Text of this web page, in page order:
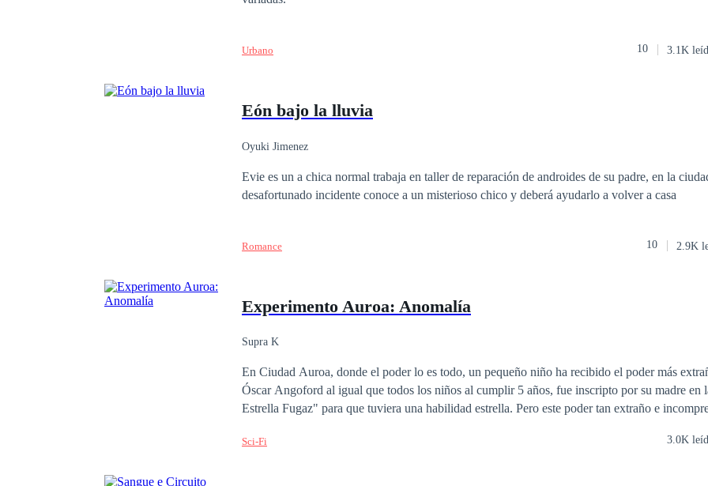
Urbano 10 3.1K
Eón bajo la lluvia
Oyuki Jimenez
Evie es un a chica normal trabaja en taller de reparación de androides de su padre, en la ciudad de Eón. En un
desafortunado incidente conoce a un misterioso chico y deberá ayudarlo a volver a casa
Romance 10 2.9K
Experimento Auroa: Anomalía
Supra K
En Ciudad Auroa, donde el poder lo es todo, un pequeño niño ha recibido el poder más
Óscar Angoford al igual que todos los niños al cumplir 5 años, fue inscripto por su madre en
Estrella Fugaz" para que tuviera una habilidad estrella. Pero este poder tan extraño e
encerrado en un laboratorio subterráneo donde será parte de muchos experimentos. Esta es la
Sci-Fi 3.0K